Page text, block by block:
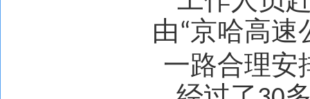
由“京哈高速
一路合理安